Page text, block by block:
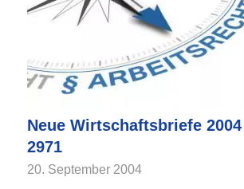
Neue Wirtschaftsbriefe
2971
20. September 2004